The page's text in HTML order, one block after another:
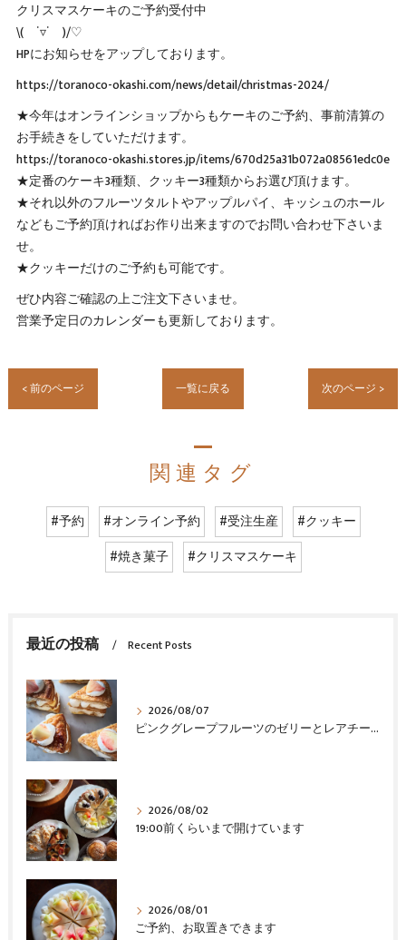
クリスマスケーキのご予約受付中
\( ˙▿˙ )/♡
HPにお知らせをアップしております。
https://toranoco-okashi.com/news/detail/christmas-2024/
★今年はオンラインショップからもケーキのご予約、事前清算の
お手続きをしていただけます。
https://toranoco-okashi.stores.jp/items/670d25a31b072a08561edc0e
★定番のケーキ3種類、クッキー3種類からお選び頂けます。
★それ以外のフルーツタルトやアップルパイ、キッシュのホール
などもご予約頂ければお作り出来ますのでお問い合わせ下さいま
せ。
★クッキーだけのご予約も可能です。
ぜひ内容ご確認の上ご注文下さいませ。
営業予定日のカレンダーも更新しております。
< 前のページ 一覧に戻る 次のページ >
関連タグ
#予約 #オンライン予約 #受注生産
#クッキー
#焼き菓子
#クリスマスケーキ
最近の投稿 Recent Posts
2026/08/07
ピンクグレープフルーツのゼリーとレアチーズ
2026/08/02
19:00前くらいまで開けています
2026/08/01
ご予約、お取置きできます